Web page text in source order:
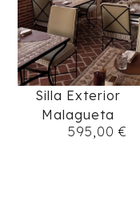
Silla Exterior
Malagueta
595,00€